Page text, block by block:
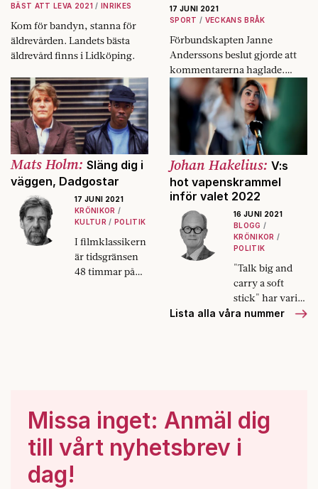
BÄST ATT LEVA 2021
INRIKES
Kom för bandyn, stanna för
äldrevården. Landets bästa
äldrevård finns i Lidköping.
17 JUNI 2021
SPORT
VECKANS BRÅK
Förbundskapten Janne
Anderssons beslut gjorde att
kommentarerna haglade.
Längst gick DN Kultur. Det här
är Veckans bråk.
Mats Holm: Släng dig i
väggen, Dadgostar
17 JUNI 2021
KRÖNIKOR
KULTUR
POLITIK
I filmklassikern
är tidsgränsen
48 timmar på
Johan Hakelius: V:s
hot vapenskrammel
inför valet 2022
16 JUNI 2021
BLOGG
KRÖNIKOR
POLITIK
"Talk big and
carry a soft
stick" har varit
Vänsterpartiets
Lista alla våra nummer
Missa inget: Anmäl dig
till vårt nyhetsbrev i
dag!